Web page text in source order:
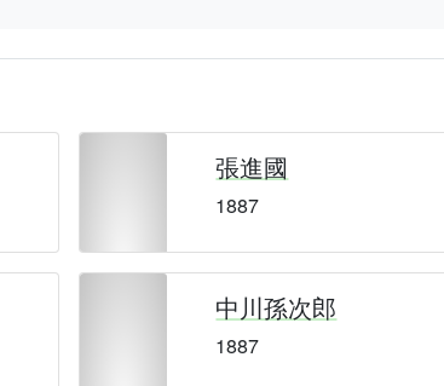
張進國
1887
中川孫次郎
1887